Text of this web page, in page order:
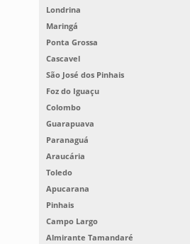
Londrina
Maringá
Ponta Grossa
Cascavel
São José dos Pinhais
Foz do Iguaçu
Colombo
Guarapuava
Paranaguá
Araucária
Toledo
Apucarana
Pinhais
Campo Largo
Almirante Tamandaré